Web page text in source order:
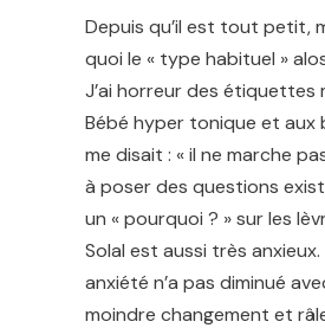
Depuis qu’il est tout petit,
quoi le « type habituel »
J’ai horreur des étiquettes
Bébé hyper tonique et aux
me disait : « il ne marche
à poser des questions
un « pourquoi ? » sur les
Solal est aussi très
anxiété n’a pas diminué
moindre changement et